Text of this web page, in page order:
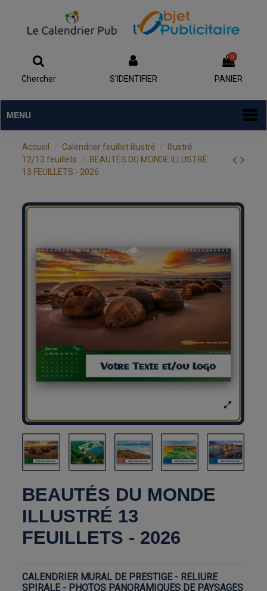
Chercher S'IDENTIFIER
0
PANIER
MENU
Accueil Calendrier feuillet illustré
Illustré
12/13 feuillets
BEAUTÉS DU MONDE ILLUSTRÉ
13 FEUILLETS - 2026
BEAUTÉS DU MONDE
ILLUSTRÉ 13
FEUILLETS - 2026
CALENDRIER MURAL DE PRESTIGE - RELIURE
SPIRALE - PHOTOS PANORAMIQUES DE PAYSAGES